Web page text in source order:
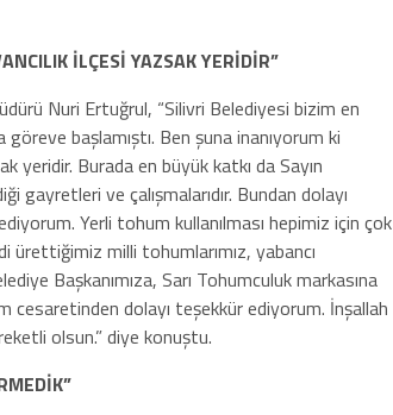
İLÇESİ YAZSAK YERİDİR”
Nuri Ertuğrul, “Silivri Belediyesi bizim en
başlamıştı. Ben şuna inanıyorum ki
yeridir. Burada en büyük katkı da Sayın
gayretleri ve çalışmalarıdır. Bundan dolayı
Yerli tohum kullanılması hepimiz için çok
ürettiğimiz milli tohumlarımız, yabancı
Başkanımıza, Sarı Tohumculuk markasına
dolayı teşekkür ediyorum. İnşallah
olsun.” diye konuştu.